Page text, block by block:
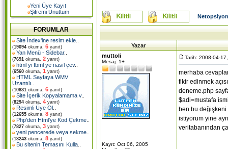
Yeni Üye Kayıt
Şifremi Unuttum
FORUMLAR
Site İndex'ine resim ekle
(19094 okuma, 6 yanıt)
Yan Menü - Sidebar..
(7691 okuma, 2 yanıt)
html yi fbml ye nasıl çev..
(6560 okuma, 1 yanıt)
HTML Sayfaya WMV
Uzantılı
(10831 okuma, 6 yanıt)
Site İçerik Kopyalamama v..
(8294 okuma, 4 yanıt)
Resimli Üye Ol
(12655 okuma, 8 yanıt)
Php'den Html'ye Kod Çekme
(7827 okuma, 3 yanıt)
yeni pencerede veya sekme
(13243 okuma, 8 yanıt)
Bu sitenin Temasını Kulla
Yazar
muttoli
Mesaj: 1+
Kayıt: Oct 06, 2005
Tarih: 2008-04-
merhaba
fikir edinmek
deneme.php
$adi=mustafa
ben bu değişkeni
istiyorum yine
veritabanından